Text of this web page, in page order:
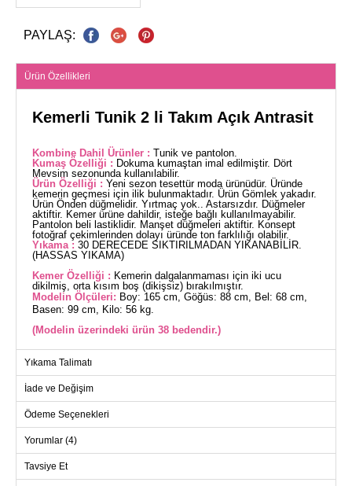
PAYLAŞ:
Ürün Özellikleri
Kemerli Tunik 2 li Takım Açık Antrasit
Kombine Dahil Ürünler : Tunik ve pantolon.
Kumaş Özelliği : Dokuma kumaştan imal edilmiştir. Dört
Mevsim sezonunda kullanılabilir.
Ürün Özelliği : Yeni sezon tesettür moda ürünüdür. Üründe
kemerin geçmesi için ilik bulunmaktadır. Ürün Gömlek yakadır.
Ürün Önden düğmelidir. Yırtmaç yok.. Astarsızdır. Düğmeler
aktiftir. Kemer ürüne dahildir, isteğe bağlı kullanılmayabilir.
Pantolon beli lastiklidir. Manşet düğmeleri aktiftir. Konsept
fotoğraf çekimlerinden dolayı üründe ton farklılığı olabilir.
Yıkama : 30 DERECEDE SIKTIRILMADAN YIKANABİLİR.
(HASSAS YIKAMA)
Kemer Özelliği : Kemerin dalgalanmaması için iki ucu
dikilmiş, orta kısım boş (dikişsiz) bırakılmıştır.
Modelin Ölçüleri: Boy: 165 cm, Göğüs: 88 cm, Bel: 68 cm,
Basen: 99 cm, Kilo: 56 kg.
(Modelin üzerindeki ürün 38 bedendir.)
Yeni sezonun vazgeçilmez parçası olan Tunik Kemerli 2'li
derecede hassas yıkama ile temizlenebilir. Dokuma kumaştan
üretilen bu ürün, gömlek yaka ve ön düğmeli tasarımıyla
gündelik kullanıma uygun. Kemer detayı ile stil sahibi bir
görünüm kazandıran tunik, isteğe bağlı olarak kemer
kullanımına da olanak tanır. Pantolonu ise rahat bir kullanım
için elastik bel tasarımına sahiptir. Tunik ve pantolonun manşet
düğmeleri aktif olarak kullanılabilir, böylece pratik bir kullanım
sunar.
Yıkama Talimatı
İade ve Değişim
Ödeme Seçenekleri
Yorumlar (4)
Tavsiye Et